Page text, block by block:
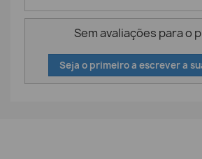
Sem avaliações para o
Seja o primeiro a escrever a